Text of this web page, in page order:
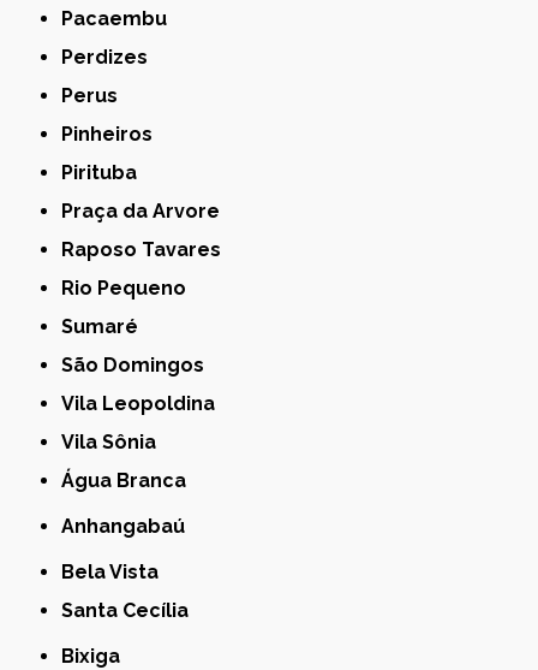
Pacaembu
Perdizes
Perus
Pinheiros
Pirituba
Praça da Arvore
Raposo Tavares
Rio Pequeno
Sumaré
São Domingos
Vila Leopoldina
Vila Sônia
Água Branca
Anhangabaú
Bela Vista
Santa Cecília
Bixiga